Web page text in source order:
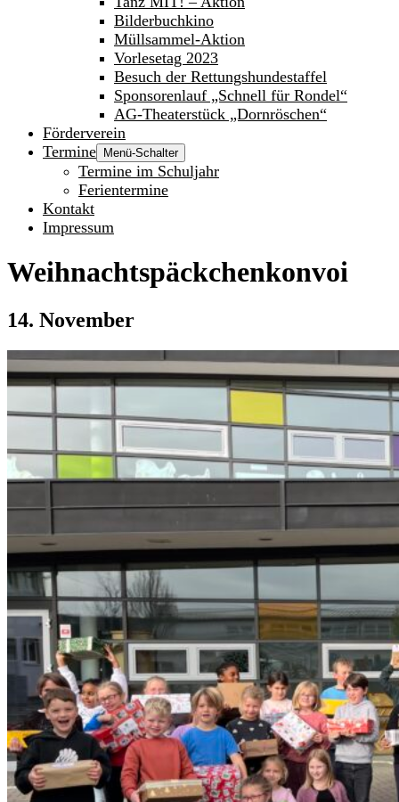
Bilderbuchkino
Müllsammel-Aktion
Vorlesetag 2023
Besuch der Rettungshundestaffel
Sponsorenlauf „Schnell für Rondel“
AG-Theaterstück „Dornröschen“
Förderverein
Termine
Menü-Schalter
Termine im Schuljahr
Ferientermine
Kontakt
Impressum
Weihnachtspäckchenkonvoi
14. November